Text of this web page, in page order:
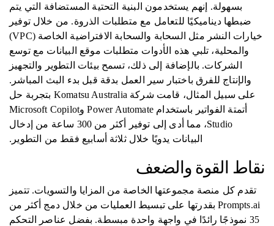
بسهولة. إنهم يستخدمون البنية التحتية المستضافة التي يتم
ضبطها ديناميكيًا للتعامل مع متطلبات الذروة. من خلال توفير
خيارات النشر مثل السحابة والسحابة الافتراضية الخاصة (VPC)
والمحلية، تلبي هذه الأدوات متطلبات موقع البيانات مع توسع
الشركات. بالإضافة إلى ذلك، تسمح بيئات التطوير والتجهيز
والإنتاج للفرق باختبار سير العمل بدقة قبل بدء البث المباشر.
على سبيل المثال، قامت شركة Komatsu Australia بتجربة حل
أتمتة الفواتير باستخدام Power Automate وMicrosoft Copilot
Studio، مما أدى إلى توفير أكثر من 300 ساعة من إدخال
البيانات يدويًا خلال ثلاثة أسابيع فقط من التطوير.
نقاط القوة والضعف
تقدم كل منصة مجموعتها الخاصة من المزايا والتسويات. تتميز
Prompts.ai بقدرتها على تبسيط العمليات من خلال دمج أكثر من
35 نموذجًا رائدًا في واجهة واحدة مبسطة. بفضل عناصر التحكم